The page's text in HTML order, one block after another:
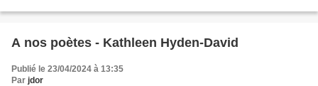
A nos poètes - Kathleen Hyden-David
Publié le 23/04/2024 à 13:35
Par jdor